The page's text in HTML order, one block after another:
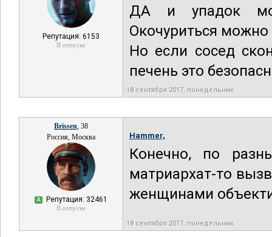
Репутация: 6153
В отпуске
ДА и упадок
Окочуриться
Но если сосед
печень это
18 сентября 2017, понедельник
Brissen, 38
Россия, Москва
А Репутация: 32461
В отпуске
Hammer,
Конечно, по
матриархат-то
женщинами
18 сентября 2017, понедельник